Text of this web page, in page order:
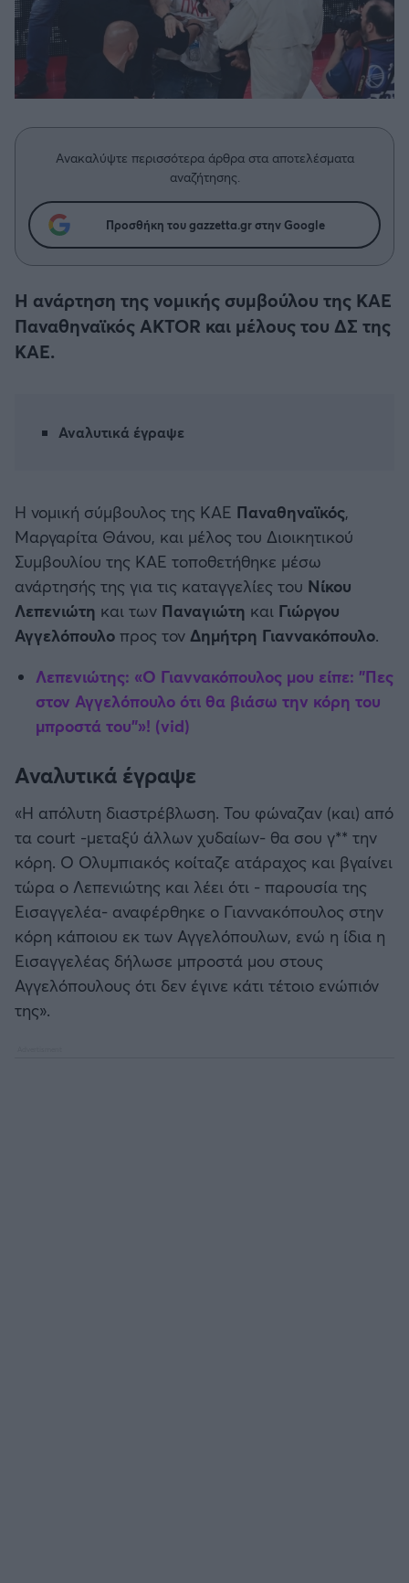
Δημήτρης Τσορμπατζόγλου
Άρης
Λεβαδειακός
ΟΦΗ
Ατρόμητος Αθηνών
Αστέρας Τρίπολης
Μπαρτσελόνα
Ρεάλ Μαδρίτης
Ατλέτικο Μαδρίτης
Μάντσεστερ Γιουνάιτεντ
Μάντσεστερ Σίτι
Λίβερπουλ
Τσέλσι
Άρσεναλ
Γιουβέντους
Μίλαν
Συνεντεύξεις
Μεγάλη μου Αγάπη
Μια Ιστορία από την Πόλη
Μπάσκετ: Τουρκία
Κύπελλο Ελλάδας Μπάσκετ
Μπάσκετ: Ιταλία
Μπάσκετ: Γαλλία
ABA LIGA
NCAA
Μπάσκετ: Ισραήλ
Μπάσκετ: Κίνα
Προκριματικά EUROBASKET
EUROBASKET 2025
Προκριματικά MUNDOBASKET
Παγκόσμιο Κύπελλο
EUROBASKET Γυναικών 2025
Ολυμπιακοί Αγώνες Μπάσκετ
ΟΠΑΠ BASKET LEAGUE
Προολυμπιακό τουρνουά μπάσκετ
BASKETAKI
EUROBASKET U20
Ανακαλύψτε περισσότερα άρθρα στα αποτελέσματα
αναζήτησης.
Προσθήκη του gazzetta.gr στην Google
Η ανάρτηση της νομικής συμβούλου της ΚΑΕ
Παναθηναϊκός AKTOR και μέλους του ΔΣ της
ΚΑΕ.
Αναλυτικά έγραψε
Η νομική σύμβουλος της ΚΑΕ Παναθηναϊκός,
Μαργαρίτα Θάνου, και μέλος του Διοικητικού
Συμβουλίου της ΚΑΕ τοποθετήθηκε μέσω
ανάρτησής της για τις καταγγελίες του Νίκου
Λεπενιώτη και των Παναγιώτη και Γιώργου
Αγγελόπουλο προς τον Δημήτρη Γιαννακόπουλο.
Λεπενιώτης: «Ο Γιαννακόπουλος μου είπε: "Πες
στον Αγγελόπουλο ότι θα βιάσω την κόρη του
μπροστά του"»! (vid)
Αναλυτικά έγραψε
«Η απόλυτη διαστρέβλωση. Του φώναζαν (και) από
τα court -μεταξύ άλλων χυδαίων- θα σου γ** την
κόρη. Ο Ολυμπιακός κοίταζε ατάραχος και βγαίνει
τώρα ο Λεπενιώτης και λέει ότι - παρουσία της
Εισαγγελέα- αναφέρθηκε ο Γιαννακόπουλος στην
κόρη κάποιου εκ των Αγγελόπουλων, ενώ η ίδια η
Εισαγγελέας δήλωσε μπροστά μου στους
Αγγελόπουλους ότι δεν έγινε κάτι τέτοιο ενώπιόν
της».